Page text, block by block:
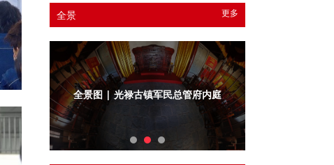
更多
全景
全景图 | 光禄古镇军民总管府衙门